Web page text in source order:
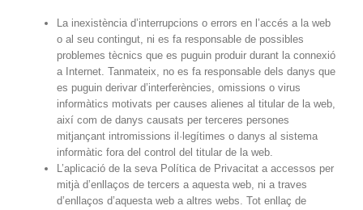
La inexistència d’interrupcions o errors en l’accés a la web
o al seu contingut, ni es fa responsable de possibles
problemes tècnics que es puguin produir durant la connexió
a Internet. Tanmateix, no es fa responsable dels danys que
es puguin derivar d’interferències, omissions o virus
informàtics motivats per causes alienes al titular de la web,
així com de danys causats per terceres persones
mitjançant intromissions il·legítimes o danys al sistema
informàtic fora del control del titular de la web.
L’aplicació de la seva Política de Privacitat a accessos per
mitjà d’enllaços de tercers a aquesta web, ni a traves
d’enllaços d’aquesta web a altres webs. Tot enllaç de